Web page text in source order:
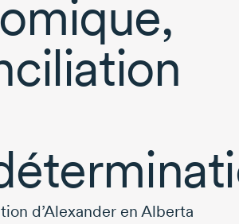
d’Alexander en Alberta